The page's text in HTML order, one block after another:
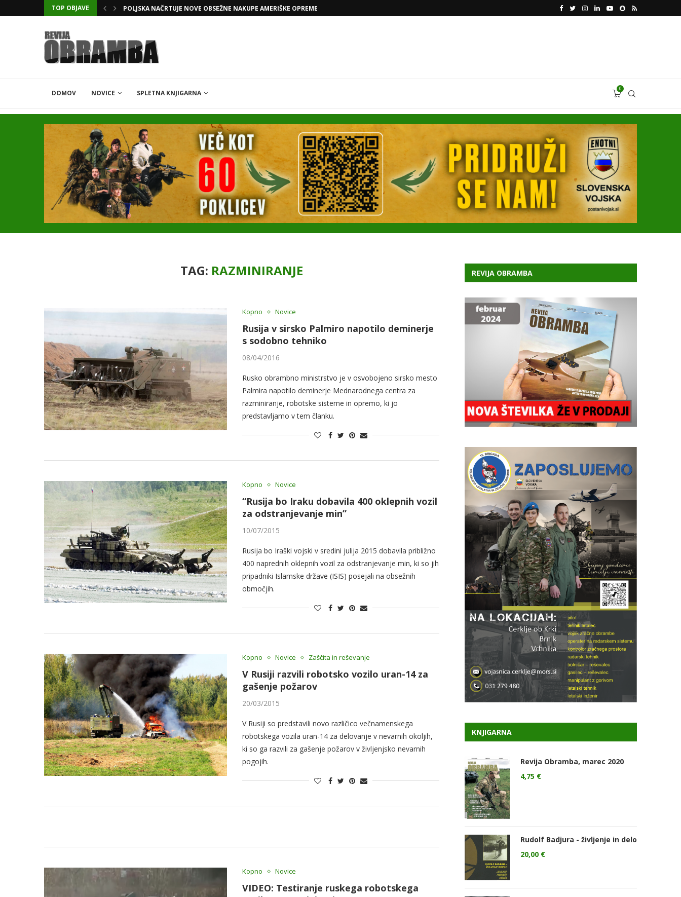
TOP OBJAVE KATARSKI DELNIČAR ZAPLETEL VOLKSWAGNOVE NAČRTE Z RAFAELOM VODJA UKROBORONPROMA HERMAN SMETANIN
DOMOV NOVICE SPLETNA KNJIGARNA
0
TAG: RAZMINIRANJE
Kopno Novice
Rusija v sirsko Palmiro napotilo deminerje
s sodobno tehniko
08/04/2016
Rusko obrambno ministrstvo je v osvobojeno sirsko mesto
Palmira napotilo deminerje Mednarodnega centra za
razminiranje, robotske sisteme in opremo, ki jo
predstavljamo v tem članku.
Kopno Novice
“Rusija bo Iraku dobavila 400 oklepnih vozil
za odstranjevanje min”
10/07/2015
Rusija bo Iraški vojski v sredini julija 2015 dobavila približno
400 naprednih oklepnih vozil za odstranjevanje min, ki so jih
pripadniki Islamske države (ISIS) posejali na obsežnih
območjih.
Kopno Novice Zaščita in reševanje
V Rusiji razvili robotsko vozilo uran-14 za
gašenje požarov
20/03/2015
V Rusiji so predstavili novo različico večnamenskega
robotskega vozila uran-14 za delovanje v nevarnih okoljih,
ki so ga razvili za gašenje požarov v življenjsko nevarnih
pogojih.
Kopno Novice
VIDEO: Testiranje ruskega robotskega
REVIJA OBRAMBA
KNJIGARNA
Revija Obramba, marec 2020
4,75 €
Rudolf Badjura - življenje in delo
20,00 €